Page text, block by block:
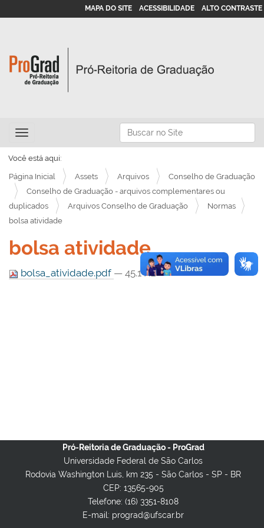
Busca
Busca Avançada…
MAPA DO SITE ACESSIBILIDADE ALTO CONTRASTE
Toggle navigation
Você está aqui:
Página Inicial Assets Arquivos
Conselho de Graduação
Conselho de Graduação - arquivos complementares ou
duplicados
Arquivos Conselho de Graduação
Normas
bolsa atividade
bolsa atividade
bolsa_atividade.pdf — 45.1 KB
Pró-Reitoria de Graduação - ProGrad
Universidade Federal de São Carlos
Rodovia Washington Luis, km 235 - São Carlos - SP - BR
CEP: 13565-905
Telefone: (16) 3351-8108
E-mail: prograd@ufscar.br